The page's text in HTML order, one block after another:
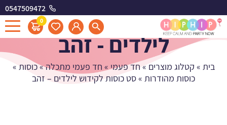
0547509472
0
סט כוסות לקידוש
לילדים - זהב
בית » קטלוג מוצרים » חד פעמי» חד פעמי מתכלה»כוסות »
כוסות מהודרות »סט כוסות לקידוש לילדים – זהב